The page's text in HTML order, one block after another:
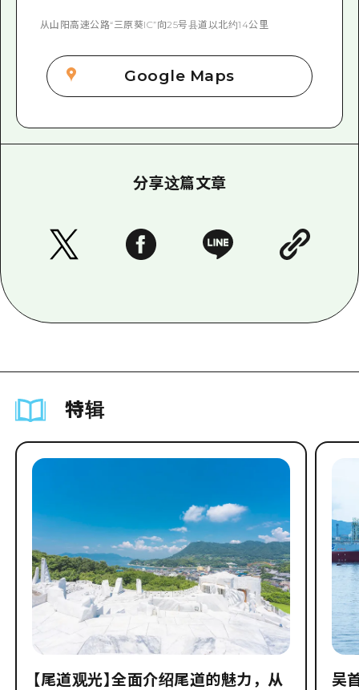
从山阳高速公路“三原葵IC”向25号县道以北约14公里
Google Maps
分享这篇文章
特辑
【尾道观光】全面介绍尾道的魅力，从
吴